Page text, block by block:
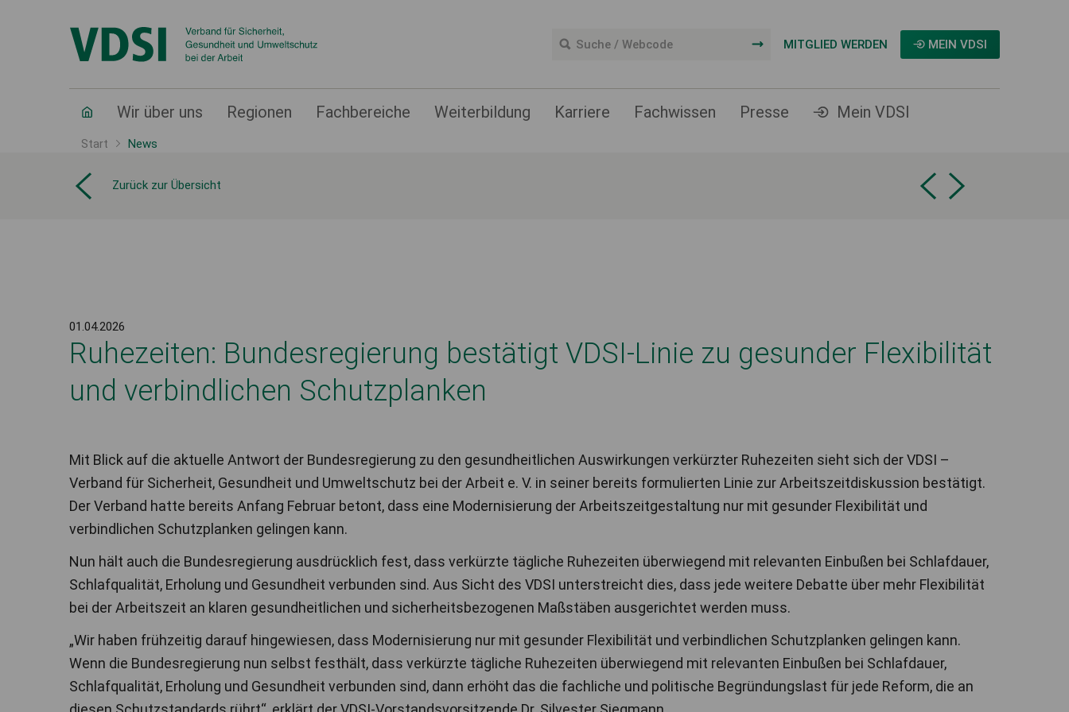
MITGLIED WERDEN MEIN VDSI
Wir über uns Regionen Fachbereiche Weiterbildung Karriere Fachwissen Presse Mein VDSI
Start News
Zurück zur Übersicht
01.04.2026
Ruhezeiten: Bundesregierung bestätigt VDSI-Linie zu gesunder Flexibilität
und verbindlichen Schutzplanken
Mit Blick auf die aktuelle Antwort der Bundesregierung zu den gesundheitlichen Auswirkungen verkürzter Ruhezeiten sieht sich der VDSI –
Verband für Sicherheit, Gesundheit und Umweltschutz bei der Arbeit e. V. in seiner bereits formulierten Linie zur Arbeitszeitdiskussion bestätigt.
Der Verband hatte bereits Anfang Februar betont, dass eine Modernisierung der Arbeitszeitgestaltung nur mit gesunder Flexibilität und
verbindlichen Schutzplanken gelingen kann.
Nun hält auch die Bundesregierung ausdrücklich fest, dass verkürzte tägliche Ruhezeiten überwiegend mit relevanten Einbußen bei Schlafdauer,
Schlafqualität, Erholung und Gesundheit verbunden sind. Aus Sicht des VDSI unterstreicht dies, dass jede weitere Debatte über mehr Flexibilität
bei der Arbeitszeit an klaren gesundheitlichen und sicherheitsbezogenen Maßstäben ausgerichtet werden muss.
„Wir haben frühzeitig darauf hingewiesen, dass Modernisierung nur mit gesunder Flexibilität und verbindlichen Schutzplanken gelingen kann.
Wenn die Bundesregierung nun selbst festhält, dass verkürzte tägliche Ruhezeiten überwiegend mit relevanten Einbußen bei Schlafdauer,
Schlafqualität, Erholung und Gesundheit verbunden sind, dann erhöht das die fachliche und politische Begründungslast für jede Reform, die an